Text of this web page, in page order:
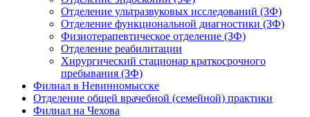
Отделение ультразвуковых исследований (ЗФ)
Отделение функциональной диагностики (ЗФ)
Физиотерапевтическое отделение (ЗФ)
Отделение реабилитации
Хирургический стационар краткосрочного
пребывания (ЗФ)
Филиал в Невинномысске
Отделение общей врачебной (семейной) практики
Филиал на Чехова